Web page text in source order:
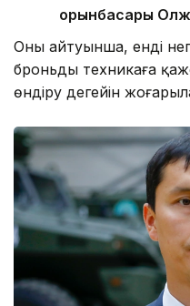
орынбасары
Оның айтуынша, енді
броньды техникаға
өндіру деңгейін